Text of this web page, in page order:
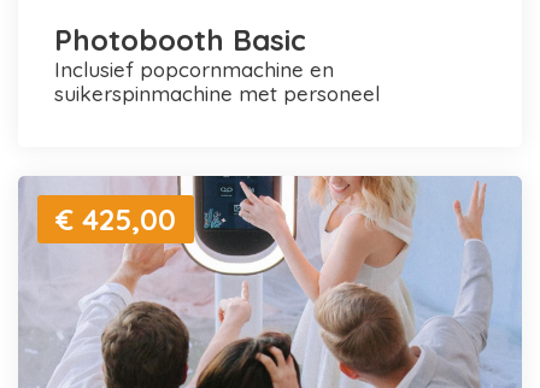
Photobooth Basic
inclusief popcornmachine en
suikerspinmachine met personeel
€ 425,00